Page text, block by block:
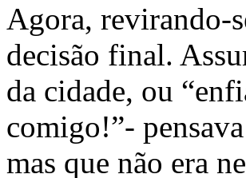
Agora, revirando-
decisão final.
da cidade, ou
comigo!”-
mas que não era